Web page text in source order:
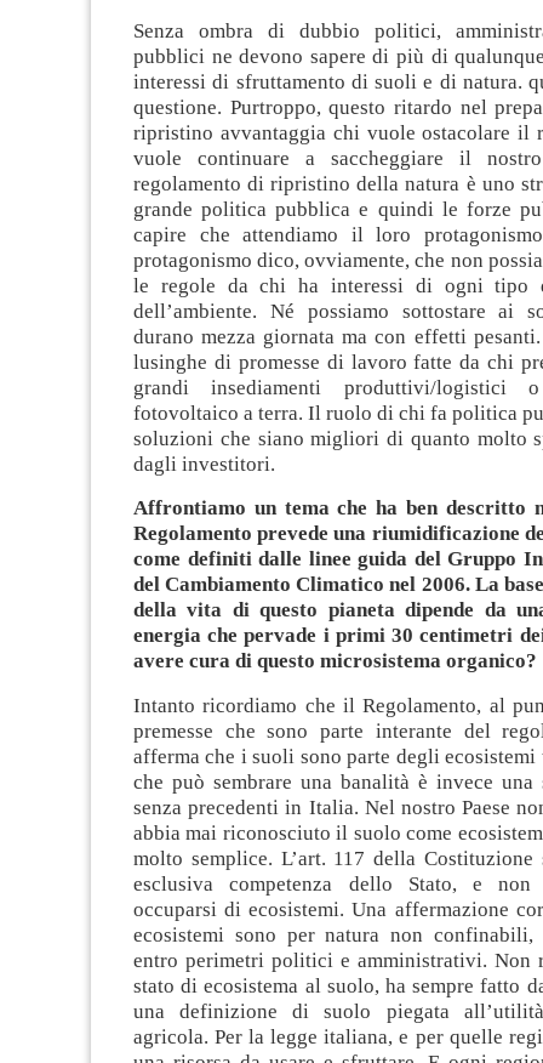
Senza ombra di dubbio politici,
pubblici ne devono sapere di più di
interessi di sfruttamento di suoli e di natura.
questione. Purtroppo, questo ritardo nel
ripristino avvantaggia chi vuole ostacolare il
vuole continuare a saccheggiare il
regolamento di ripristino della natura è uno
grande politica pubblica e quindi le forze
capire che attendiamo il loro
protagonismo dico, ovviamente, che non
le regole da chi ha interessi di ogni tipo
dell’ambiente. Né possiamo sottostare ai
durano mezza giornata ma con effetti
lusinghe di promesse di lavoro fatte da chi
grandi insediamenti produttivi/logistici
fotovoltaico a terra. Il ruolo di chi fa politica
soluzioni che siano migliori di quanto molto
dagli investitori.
Affrontiamo un tema che ha ben descritto
Regolamento prevede una riumidificazione
come definiti dalle linee guida del Gruppo
del Cambiamento Climatico nel 2006. La
della vita di questo pianeta dipende da
energia che pervade i primi 30 centimetri
avere cura di questo microsistema organico?
Intanto ricordiamo che il Regolamento, al
premesse che sono parte interante del
afferma che i suoli sono parte degli ecosistemi
che può sembrare una banalità è invece
senza precedenti in Italia. Nel nostro Paese
abbia mai riconosciuto il suolo come
molto semplice. L’art. 117 della Costituzione
esclusiva competenza dello Stato, e
occuparsi di ecosistemi. Una affermazione
ecosistemi sono per natura non confinabili,
entro perimetri politici e amministrativi. Non
stato di ecosistema al suolo, ha sempre fatto
una definizione di suolo piegata
agricola. Per la legge italiana, e per quelle